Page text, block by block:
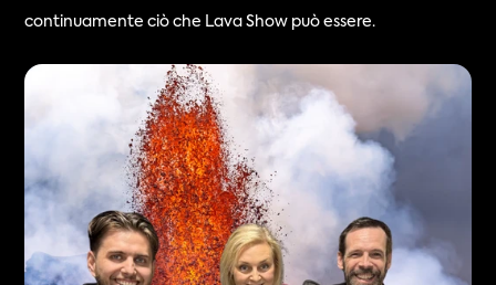
continuamente ciò che Lava Show può essere.